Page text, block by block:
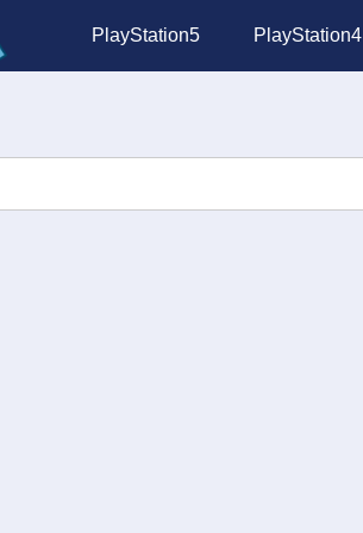
PlayStation5 PlayStation4